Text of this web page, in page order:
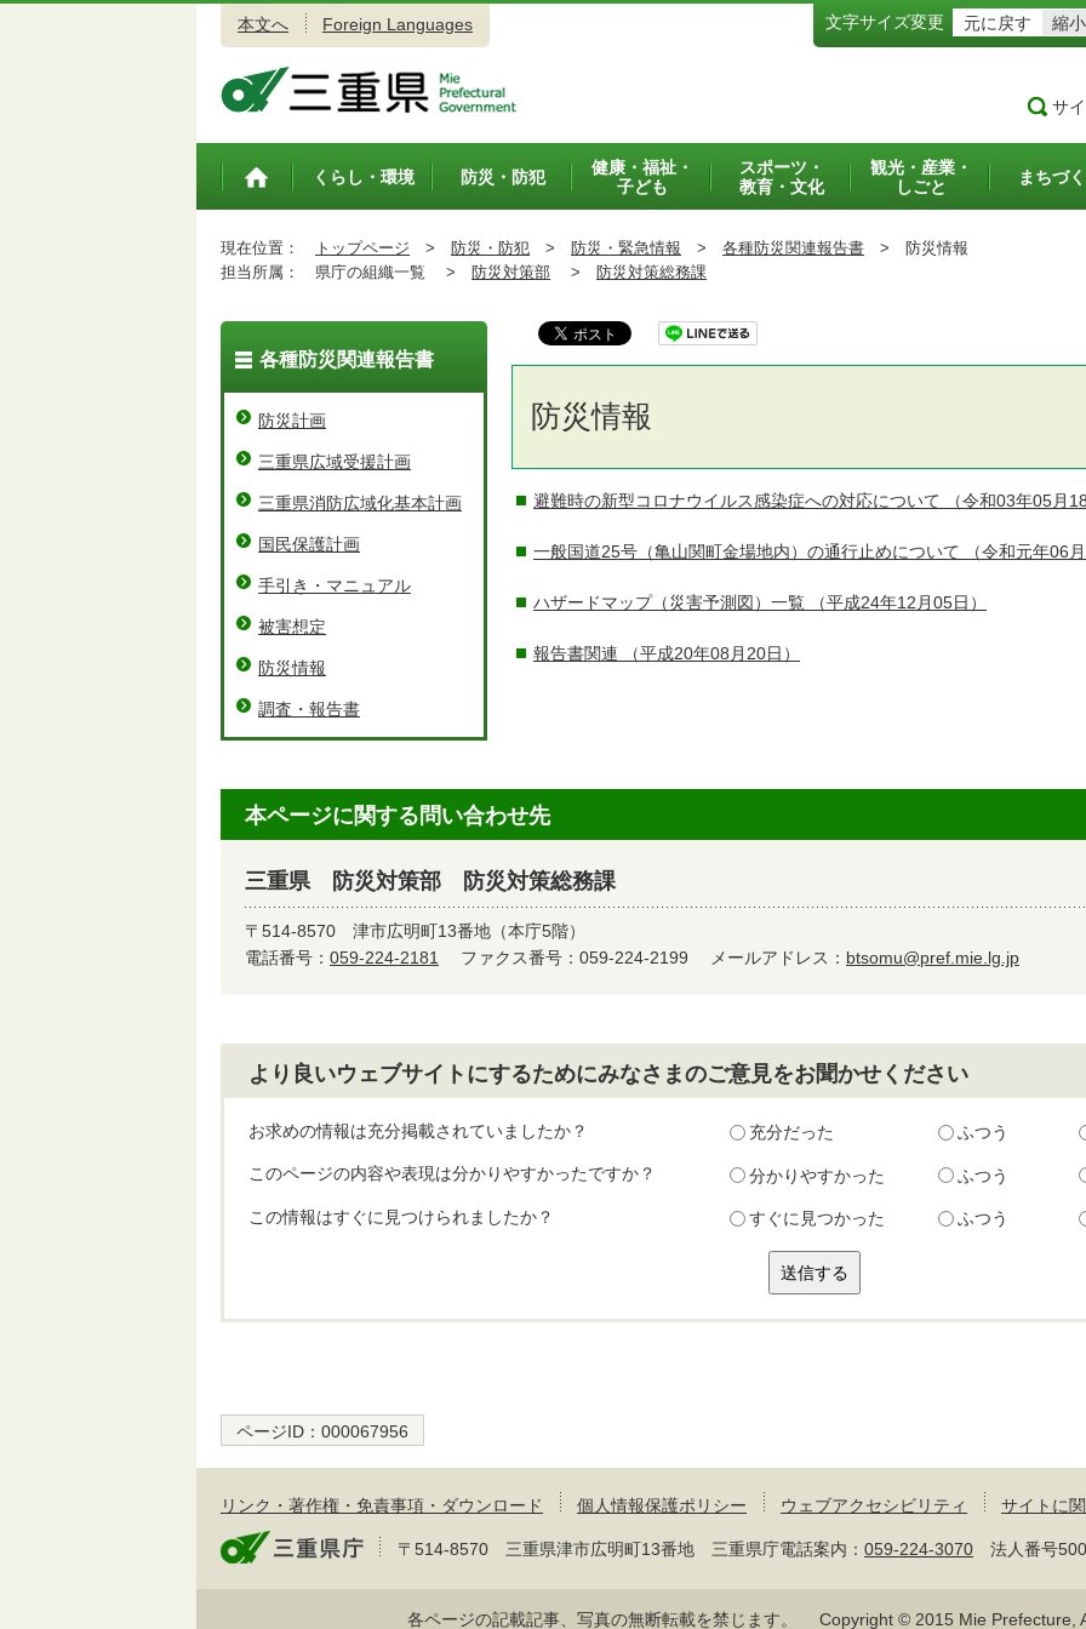
本文へ Foreign Languages 文字サイズ変更 元に戻す 縮小
サ
トップペ
くらし・環境 防災・防犯
健康・福祉・
子ども
スポーツ・
教育・文化
観光・産業・
しごと
まちづ
現在位置： トップページ > 防災・防犯 > 防災・緊急情報 > 各種防災関連報告書 > 防災情報
担当所属：
県庁の組織一覧 > 防災対策部 > 防災対策総務課
防災情報
避難時の新型コロナウイルス感染症への対応について （令和03年05月
一般国道25号（亀山関町金場地内）の通行止めについて （令和元年06
ハザードマップ（災害予測図）一覧 （平成24年12月05日）
報告書関連 （平成20年08月20日）
各種防災関連報告書
防災計画
三重県広域受援計画
三重県消防広域化基本計画
国民保護計画
手引き・マニュアル
被害想定
防災情報
調査・報告書
本ページに関する問い合わせ先
三重県 防災対策部 防災対策総務課
〒514-8570 津市広明町13番地（本庁5階）
電話番号： 059-224-2181 ファクス番号：059-224-2199 メールアドレス： btsomu@pref.mie.lg.jp
より良いウェブサイトにするためにみなさまのご意見をお聞かせください
お求めの情報は充分掲載されていましたか？ 充分だった ふつう
このページの内容や表現は分かりやすかったですか？ 分かりやすかった ふつう
この情報はすぐに見つけられましたか？ すぐに見つかった ふつう
ページID： 000067956
リンク・著作権・免責事項・ダウンロード 個人情報保護ポリシー ウェブアクセシビリティ サイトに
〒514-8570 三重県津市広明町13番地 三重県庁電話案内： 059-224-3070 法人番号
各ページの記載記事、写真の無断転載を禁じます。 Copyright © 2015 Mie Prefecture,